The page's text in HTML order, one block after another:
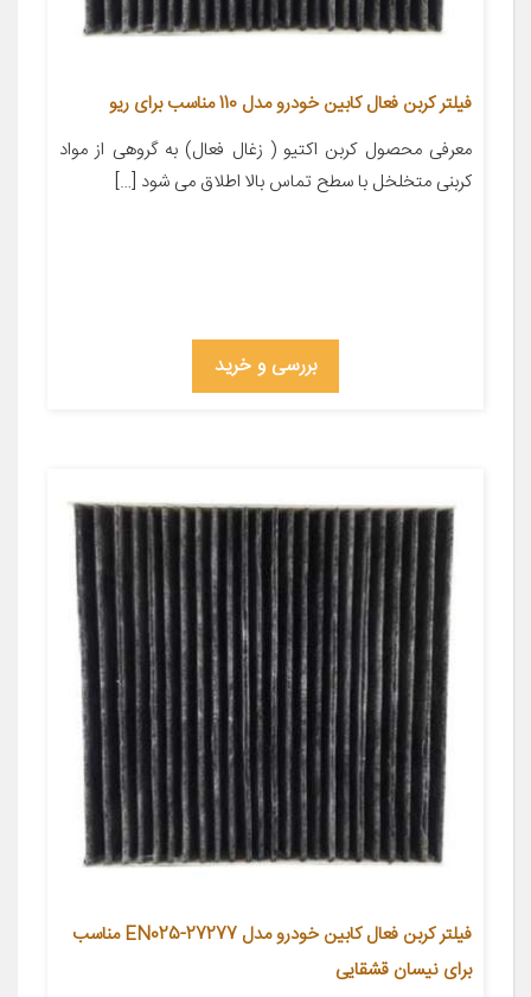
فیلتر کربن فعال کابین خودرو مدل 110 مناسب برای ریو
معرفی محصول کربن اکتیو ( زغال فعال) به گروهی از مواد
کربنی متخلخل با سطح تماس بالا اطلاق می شود […]
بررسی و خرید
فیلتر کربن فعال کابین خودرو مدل 27277-EN025 مناسب
برای نیسان قشقایی